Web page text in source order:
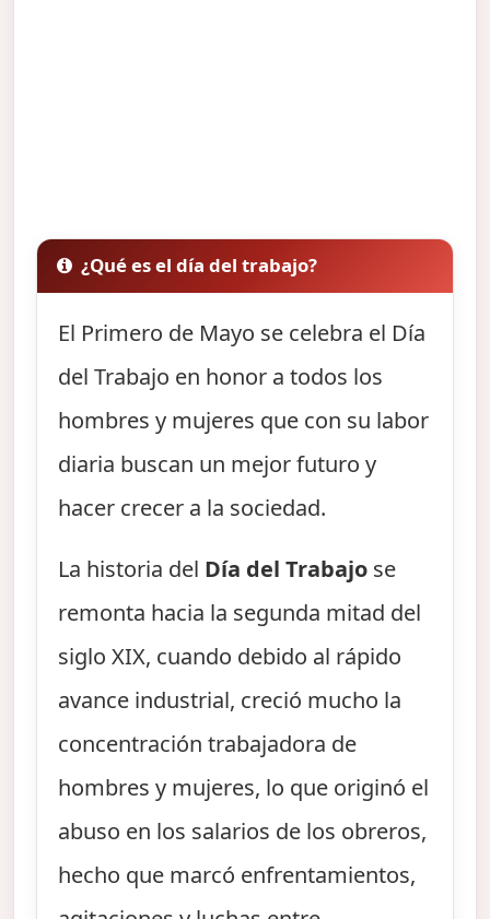
¿Qué es el día del trabajo?
El Primero de Mayo se celebra el Día
del Trabajo en honor a todos los
hombres y mujeres que con su labor
diaria buscan un mejor futuro y
hacer crecer a la sociedad.
La historia del Día del Trabajo se
remonta hacia la segunda mitad del
siglo XIX, cuando debido al rápido
avance industrial, creció mucho la
concentración trabajadora de
hombres y mujeres, lo que originó el
abuso en los salarios de los obreros,
hecho que marcó enfrentamientos,